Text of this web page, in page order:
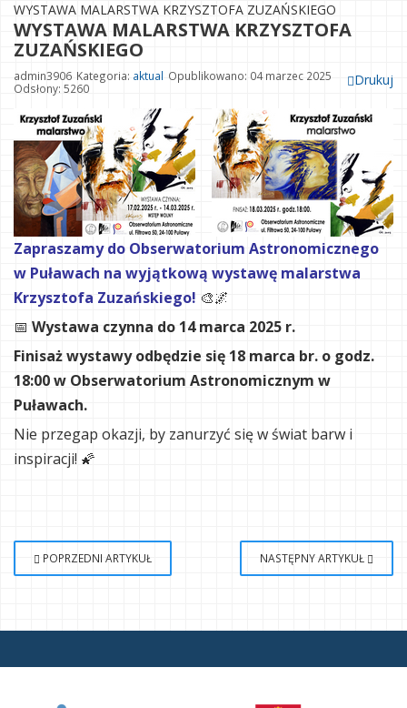
WYSTAWA MALARSTWA KRZYSZTOFA ZUZAŃSKIEGO
WYSTAWA MALARSTWA KRZYSZTOFA
ZUZAŃSKIEGO
Drukuj
admin3906 Kategoria: aktual Opublikowano: 04 marzec 2025
Odsłony: 5260
Zapraszamy do Obserwatorium Astronomicznego
w Puławach na wyjątkową wystawę malarstwa
Krzysztofa Zuzańskiego! 🎨🌌
📅 Wystawa czynna do 14 marca 2025 r.
Finisaż wystawy odbędzie się 18 marca br. o godz.
18:00 w Obserwatorium Astronomicznym w
Puławach.
Nie przegap okazji, by zanurzyć się w świat barw i
inspiracji! 🌠
POPRZEDNI ARTYKUŁ NASTĘPNY ARTYKUŁ